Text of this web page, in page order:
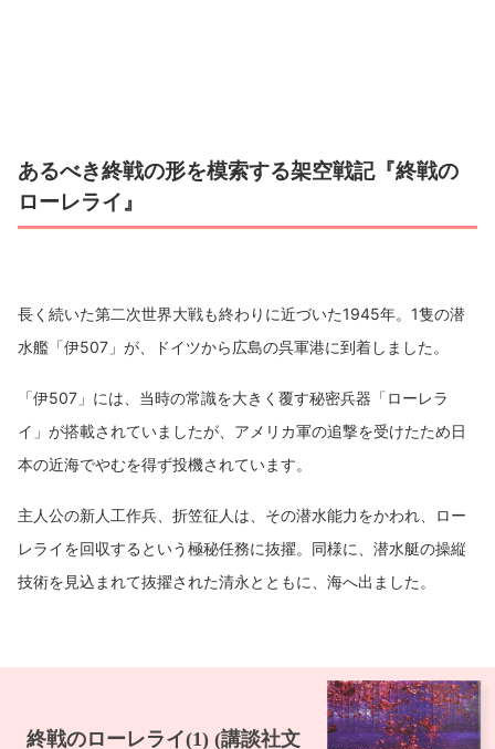
あるべき終戦の形を模索する架空戦記『終戦の
ローレライ』
長く続いた第二次世界大戦も終わりに近づいた1945年。1隻の潜
水艦「伊507」が、ドイツから広島の呉軍港に到着しました。
「伊507」には、当時の常識を大きく覆す秘密兵器「ローレラ
イ」が搭載されていましたが、アメリカ軍の追撃を受けたため日
本の近海でやむを得ず投機されています。
主人公の新人工作兵、折笠征人は、その潜水能力をかわれ、ロー
レライを回収するという極秘任務に抜擢。同様に、潜水艇の操縦
技術を見込まれて抜擢された清永とともに、海へ出ました。